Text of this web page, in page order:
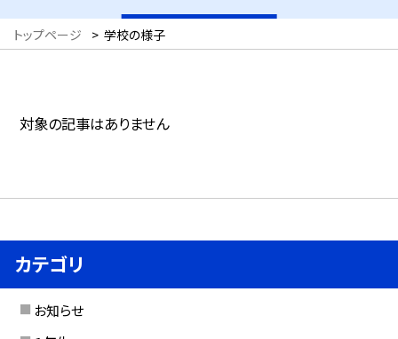
トップページ > 学校の様子
対象の記事はありません
カテゴリ
お知らせ